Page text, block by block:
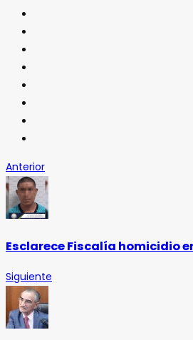
Anterior
Esclarece Fiscalía homicidio
Siguiente